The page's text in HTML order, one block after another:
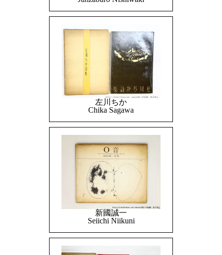
左川ちか
Chika Sagawa
新國誠一
Seiichi Niikuni